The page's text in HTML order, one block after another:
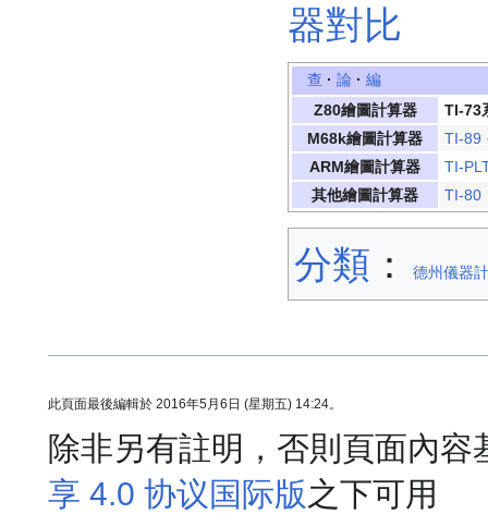
器對比
查 · 論 · 編
Z80繪圖計算器
TI-73
M68k繪圖計算器
TI-89
ARM繪圖計算器
TI-
其他繪圖計算器
TI-80
分類 ：​ 德州儀器
此頁面最後編輯於 2016年5月6日 (星期五) 14:24。
除非另有註明，否則頁面內容
享 4.0 协议国际版之下可用